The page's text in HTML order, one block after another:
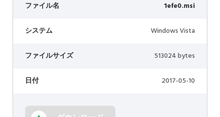
ファイル名 1efe0.msi
システム Windows Vista
ファイルサイズ 513024 bytes
日付 2017-05-10